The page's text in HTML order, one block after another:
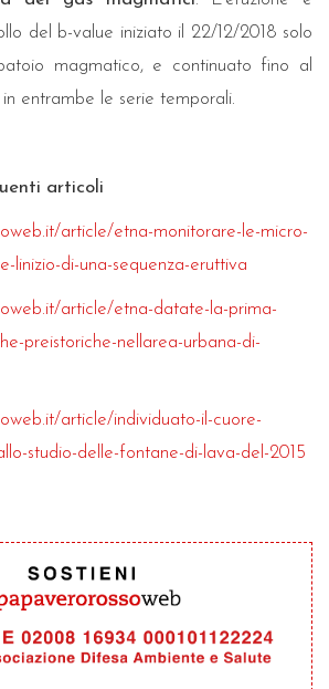
del b-value iniziato il 22/12/2018 solo
magmatico, e continuato fino al
in entrambe le serie temporali.
articoli
article/etna-monitorare-le-micro-
linizio-di-una-sequenza-eruttiva
article/etna-datate-la-prima-
preistoriche-nellarea-urbana-di-
article/individuato-il-cuore-
studio-delle-fontane-di-lava-del-2015